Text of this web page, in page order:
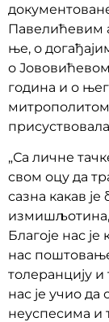
Павелићевим
ње, о
о
година и о
митрополитом
„Са личне
свом оцу да
сазна какав
измишљотина,
Благоје нас
нас
толеранцију
нас је учио да
неуспесима и